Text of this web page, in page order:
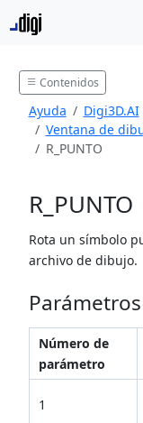
Contenidos
Ayuda Digi3D.AI
Ventana de
R_PUNTO
R_PUNTO
Rota un símbolo
archivo de dibujo.
Parámetros
Número de
parámetro
1